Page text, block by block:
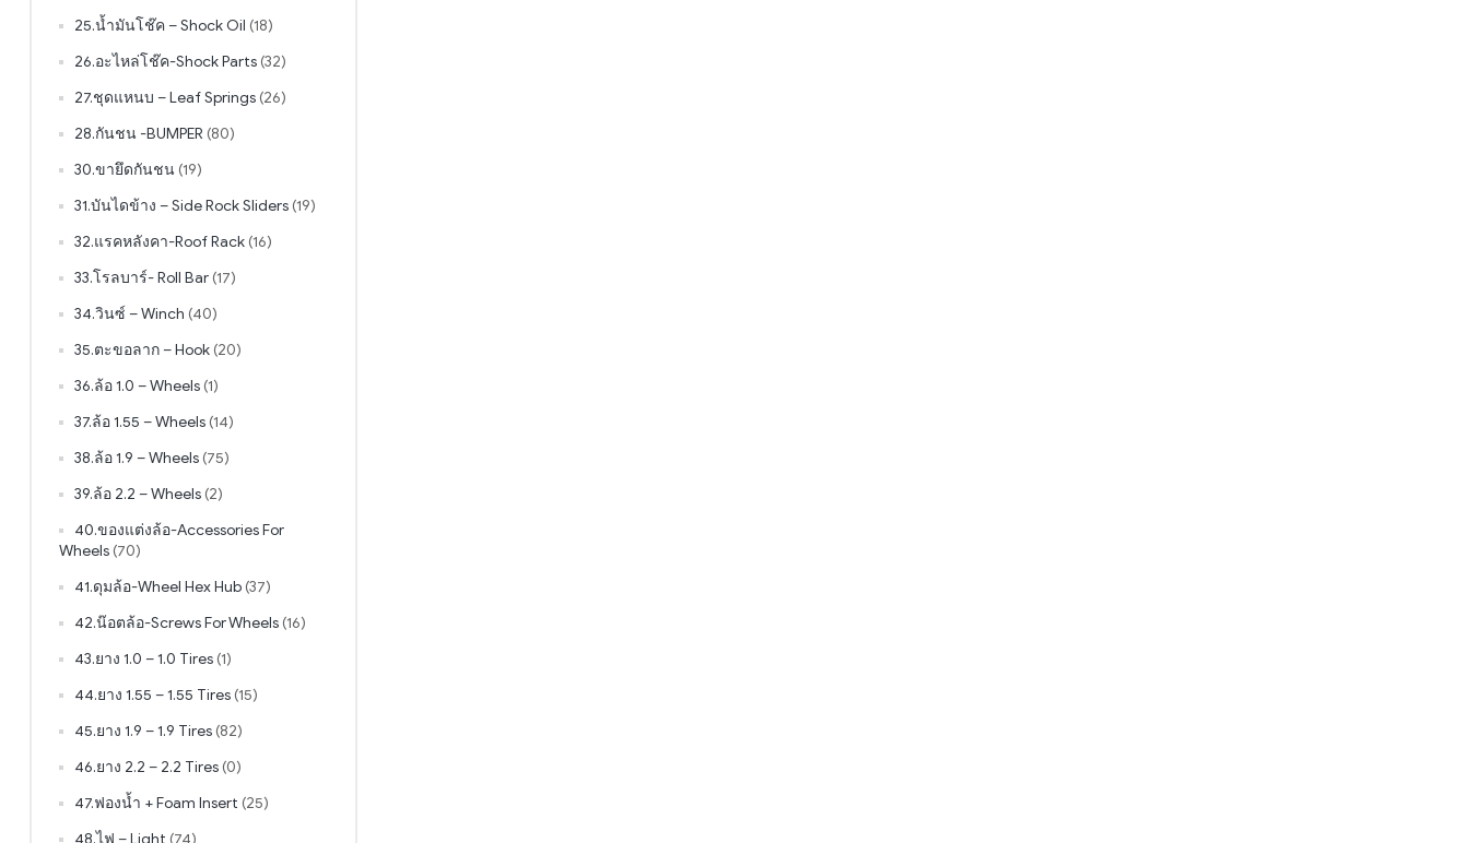
25.น้ำมันโช๊ค – Shock Oil (18)
26.อะไหล่โช๊ค-Shock Parts (32)
27.ชุดแหนบ – Leaf Springs (26)
28.กันชน -BUMPER (80)
30.ขายึดกันชน (19)
31.บันไดข้าง – Side Rock Sliders (19)
32.แรคหลังคา-Roof Rack (16)
33.โรลบาร์- Roll Bar (17)
34.วินซ์ – Winch (40)
35.ตะขอลาก – Hook (20)
36.ล้อ 1.0 – Wheels (1)
37.ล้อ 1.55 – Wheels (14)
38.ล้อ 1.9 – Wheels (75)
39.ล้อ 2.2 – Wheels (2)
40.ของแต่งล้อ-Accessories For
Wheels (70)
41.ดุมล้อ-Wheel Hex Hub (37)
42.น๊อตล้อ-Screws For Wheels (16)
43.ยาง 1.0 – 1.0 Tires (1)
44.ยาง 1.55 – 1.55 Tires (15)
45.ยาง 1.9 – 1.9 Tires (82)
46.ยาง 2.2 – 2.2 Tires (0)
47.ฟองน้ำ + Foam Insert (25)
48.ไฟ – Light (74)